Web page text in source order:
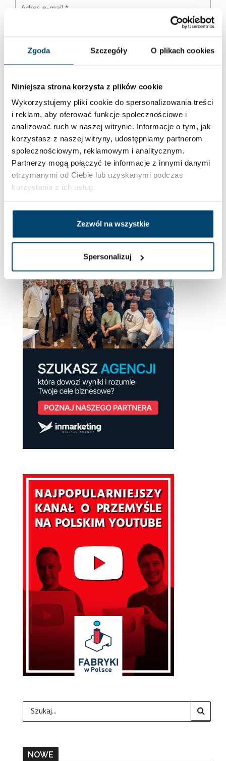
Zgoda Szczegóły O plikach cookies
Niniejsza strona korzysta z plików cookie
Wykorzystujemy pliki cookie do spersonalizowania treści
i reklam, aby oferować funkcje społecznościowe i
analizować ruch w naszej witrynie. Informacje o tym, jak
korzystasz z naszej witryny, udostępniamy partnerom
społecznościowym, reklamowym i analitycznym.
Partnerzy mogą połączyć te informacje z innymi danymi
otrzymanymi od Ciebie lub uzyskanymi podczas
korzystania z ich usług.
Zezwól na wszystkie
Spersonalizuj
przez Współadministratorów Filmowy Warsztat Piotr Kupiec, ul.
Bochenka 10/100, 30-693 Kraków NIP 817-214-15-06 oraz Adrian Rec
prowadzącym działalność gospodarczą pod firmą: Good Content, z
siedzibą w Krakowie (30-898), ul. Zalipki 16, NIP: 8842476291 łącznie
Fabryki w Polsce w celach związanych z udzieleniem odpowiedzi na
Państwa komentarz.Więcej informacji .
NOWE